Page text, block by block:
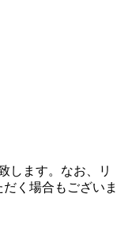
します。なお、リ
く場合もございま